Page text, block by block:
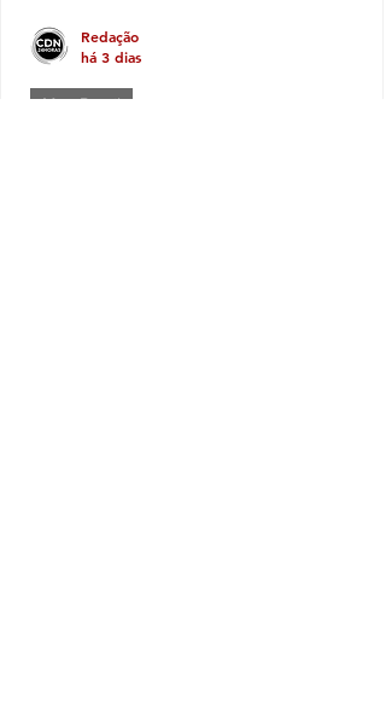
Meu Brasil
Redação
há 3 dias